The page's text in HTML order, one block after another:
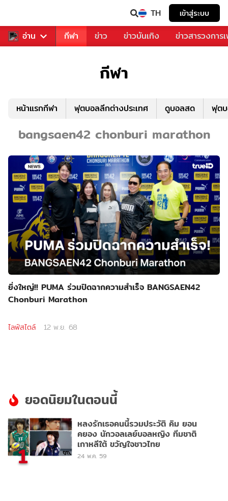
TH เข้าสู่ระบบ
อ่าน
สำหรับคุณ กีฬา ข่าว ข่าวบันเทิง ข่าวสารวงการ
กีฬา
หน้าแรกกีฬา ฟุตบอลลีกต่างประเทศ ดูบอลสด ฟุต
bangsaen42 chonburi marathon
ยิ่งใหญ่!! PUMA ร่วมปิดฉากความสำเร็จ BANGSAEN42
Chonburi Marathon
ไลฟ์สไตล์ 12 พ.ย. 68
ยอดนิยมในตอนนี้
1
หลงรักเธอคนนี้รวมประวัติ คิม ยอน
คยอง นักวอลเลย์บอลหญิง ทีมชาติ
เกาหลีใต้ ขวัญใจชาวไทย
24 พ.ค. 59